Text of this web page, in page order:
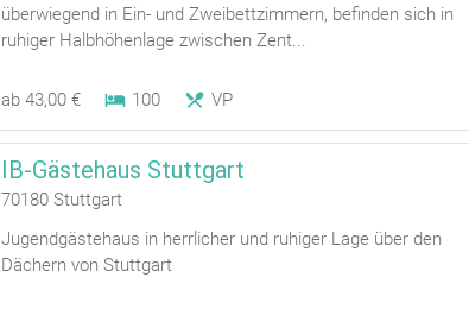
überwiegend in Ein- und Zweibettzimmern, befinden sich in
ruhiger Halbhöhenlage zwischen Zent...
ab 43,00 € 100 VP
IB-Gästehaus Stuttgart
70180 Stuttgart
Jugendgästehaus in herrlicher und ruhiger Lage über den
Dächern von Stuttgart